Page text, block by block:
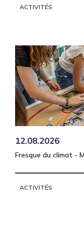
ACTIVITÉS
12.08.2026
Fresque du climat -
ACTIVITÉS